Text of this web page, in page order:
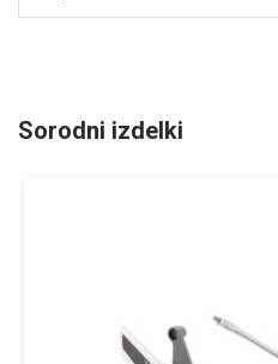
Sorodni izdelki